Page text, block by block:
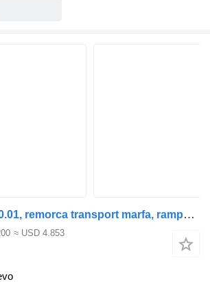
Tomplan TFD 250.01, remorca transport marfa, rampa spate
≈ USD 4.853